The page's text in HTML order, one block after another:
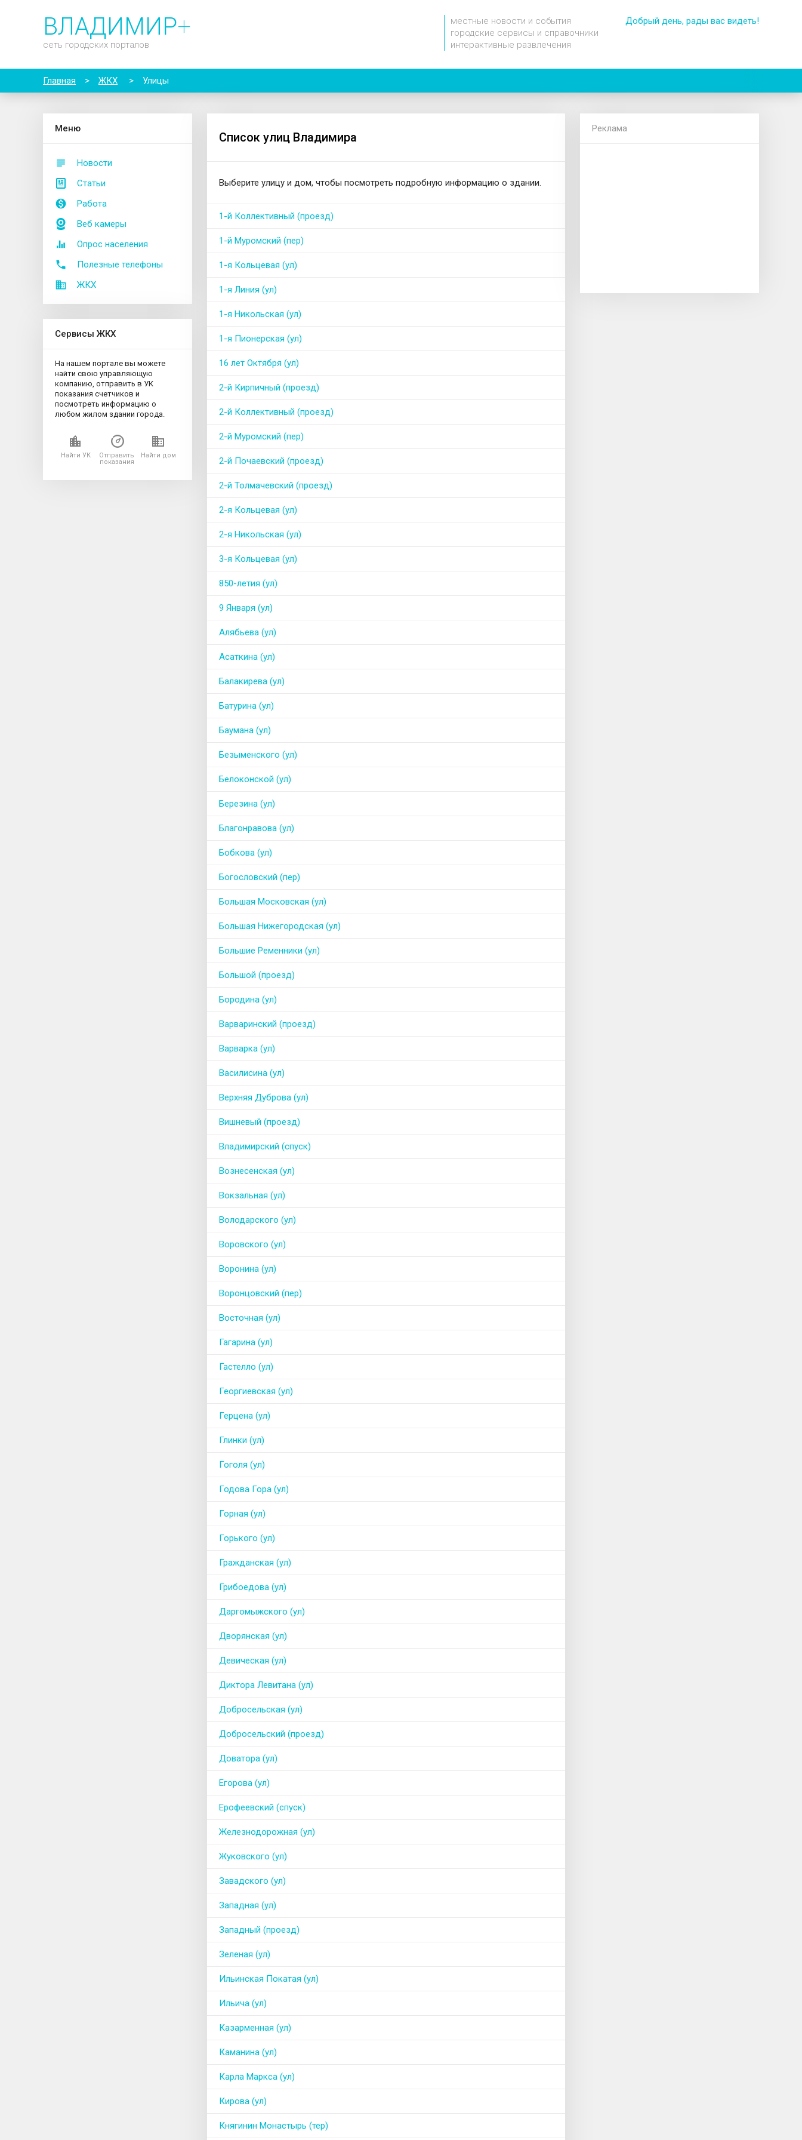
ВЛАДИМИР+
сеть городских порталов
местные новости и события
городские сервисы и справочники
интерактивные развлечения
Добрый день, рады вас видеть!
Главная > ЖКХ > Улицы
Меню
Новости
Статьи
Работа
Веб камеры
Опрос населения
Полезные телефоны
ЖКХ
Сервисы ЖКХ
На нашем портале вы можете
найти свою управляющую
компанию, отправить в УК
показания счетчиков и
посмотреть информацию о
любом жилом здании города.
Найти УК
Отправить
показания
Найти дом
Список улиц Владимира
Выберите улицу и дом, чтобы посмотреть подробную информацию о здании.
1-й Коллективный (проезд)
1-й Муромский (пер)
1-я Кольцевая (ул)
1-я Линия (ул)
1-я Никольская (ул)
1-я Пионерская (ул)
16 лет Октября (ул)
2-й Кирпичный (проезд)
2-й Коллективный (проезд)
2-й Муромский (пер)
2-й Почаевский (проезд)
2-й Толмачевский (проезд)
2-я Кольцевая (ул)
2-я Никольская (ул)
3-я Кольцевая (ул)
850-летия (ул)
9 Января (ул)
Алябьева (ул)
Асаткина (ул)
Балакирева (ул)
Батурина (ул)
Баумана (ул)
Безыменского (ул)
Белоконской (ул)
Березина (ул)
Благонравова (ул)
Бобкова (ул)
Богословский (пер)
Большая Московская (ул)
Большая Нижегородская (ул)
Большие Ременники (ул)
Большой (проезд)
Бородина (ул)
Варваринский (проезд)
Варварка (ул)
Василисина (ул)
Верхняя Дуброва (ул)
Вишневый (проезд)
Владимирский (спуск)
Вознесенская (ул)
Вокзальная (ул)
Володарского (ул)
Воровского (ул)
Воронина (ул)
Воронцовский (пер)
Восточная (ул)
Гагарина (ул)
Гастелло (ул)
Георгиевская (ул)
Герцена (ул)
Глинки (ул)
Гоголя (ул)
Годова Гора (ул)
Горная (ул)
Горького (ул)
Гражданская (ул)
Грибоедова (ул)
Даргомыжского (ул)
Дворянская (ул)
Девическая (ул)
Диктора Левитана (ул)
Добросельская (ул)
Добросельский (проезд)
Доватора (ул)
Егорова (ул)
Ерофеевский (спуск)
Железнодорожная (ул)
Жуковского (ул)
Завадского (ул)
Западная (ул)
Западный (проезд)
Зеленая (ул)
Ильинская Покатая (ул)
Ильича (ул)
Казарменная (ул)
Каманина (ул)
Карла Маркса (ул)
Кирова (ул)
Княгинин Монастырь (тер)
Реклама